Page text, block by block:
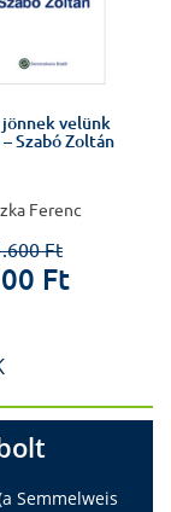
velünk
szembe – Szabó Zoltán
Ferenc
Ft
Ft
Semmelweis